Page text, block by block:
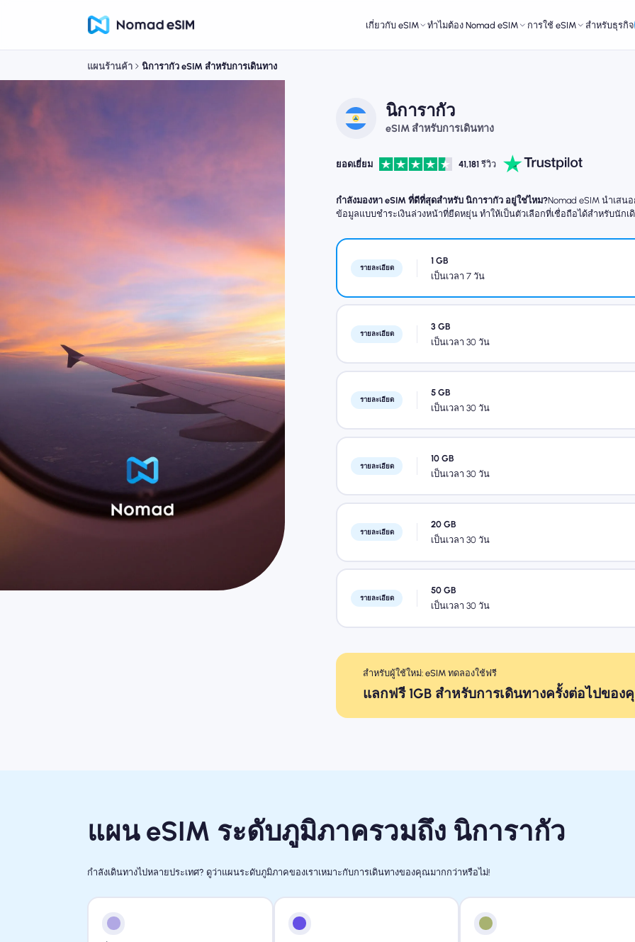
เกี่ยวกับ eSIM ทำไมต้อง Nomad eSIM การใช้ eSIM สำหรับธุรกิจ
แผนร้านค้า นิการากัว eSIM สำหรับการเดินทาง
นิการากัว
eSIM สำหรับการเดินทาง
ยอดเยี่ยม 41,181 รีวิว
กำลังมองหา eSIM ที่ดีที่สุดสำหรับ นิการากัว อยู่ใช่ไหม?Nomad eSIM นำเสน
ข้อมูลแบบชำระเงินล่วงหน้าที่ยืดหยุ่น ทำให้เป็นตัวเลือกที่เชื่อถือได้สำหรับนักเ
รายละเอียด
1 GB
เป็นเวลา 7 วัน
รายละเอียด
3 GB
เป็นเวลา 30 วัน
รายละเอียด
5 GB
เป็นเวลา 30 วัน
รายละเอียด
10 GB
เป็นเวลา 30 วัน
รายละเอียด
20 GB
เป็นเวลา 30 วัน
รายละเอียด
50 GB
เป็นเวลา 30 วัน
สำหรับผู้ใช้ใหม่: eSIM ทดลองใช้ฟรี
แลกฟรี 1GB สำหรับการเดินทางครั้งต่อไปของ
แผน eSIM ระดับภูมิภาครวมถึง นิการากัว
กำลังเดินทางไปหลายประเทศ? ดูว่าแผนระดับภูมิภาคของเราเหมาะกับการเดินทางของคุณมากกว่าหรือไม่!